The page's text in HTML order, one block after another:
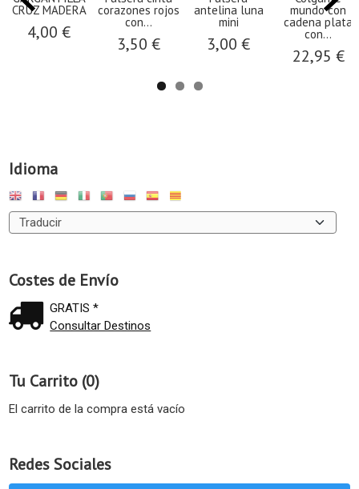
Idioma
Costes de Envío
GRATIS *
Consultar Destinos
Tu Carrito (0)
El carrito de la compra está vacío
Redes Sociales
CRUZ MADERA
4,00 €
corazones rojos
con...
3,50 €
antelina luna
mini
3,00 €
mundo con
cadena plata
con...
22,95 €